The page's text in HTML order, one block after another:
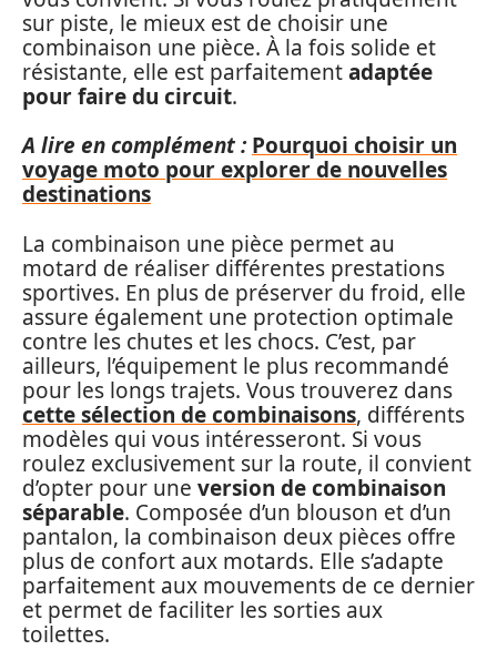
sur piste, le mieux est de choisir une
combinaison une pièce. À la fois solide et
résistante, elle est parfaitementadaptée
pour faire du circuit.
A lire en complément : Pourquoi choisir un
voyage moto pour explorer de nouvelles
destinations
La combinaison une pièce permet au
motard de réaliser différentes prestations
sportives. En plus de préserver du froid, elle
assure également une protection optimale
contre les chutes et les chocs. C’est, par
ailleurs, l’équipement le plus recommandé
pour les longs trajets. Vous trouverez dans
cette sélection de combinaisons, différents
modèles qui vous intéresseront. Si vous
roulez exclusivement sur la route, il convient
d’opter pour une version de combinaison
séparable. Composée d’un blouson et d’un
pantalon, la combinaison deux pièces offre
plus de confort aux motards. Elle s’adapte
parfaitement aux mouvements de ce dernier
et permet de faciliter les sorties aux
toilettes.